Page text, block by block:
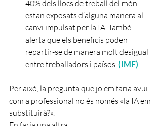
40% dels llocs de treball del món
estan exposats d’alguna manera al
canvi impulsat per la IA. També
alerta que els beneficis poden
repartir-se de manera molt desigual
entre treballadors i països. (IMF)
Per això, la pregunta que jo em faria avui
com a professional no és només «la IA em
substituirà?».